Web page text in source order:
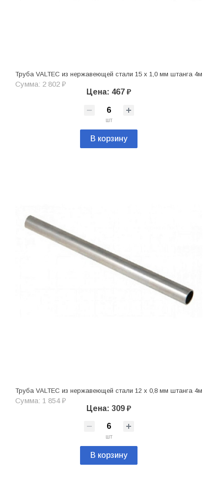
Труба VALTEC из нержавеющей стали 15 х 1,0 мм штанга 4м
Сумма: 2 802 ₽
Цена: 467 ₽
шт
В корзину
Труба VALTEC из нержавеющей стали 12 х 0,8 мм штанга 4м
Сумма: 1 854 ₽
Цена: 309 ₽
шт
В корзину